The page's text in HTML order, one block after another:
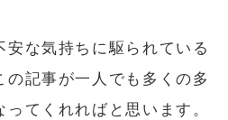
安な気持ちに駆られている
の記事が一人でも多くの多
てくれればと思います。